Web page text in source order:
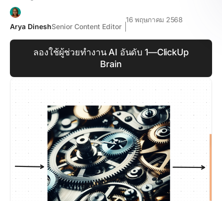
Arya DineshSenior Content Editor
16 พฤษภาคม 2568
ลองใช้ผู้ช่วยทำงาน AI อันดับ 1—ClickUp
Brain